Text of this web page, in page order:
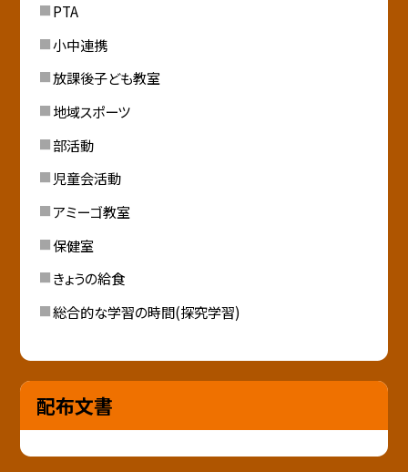
PTA
小中連携
放課後子ども教室
地域スポーツ
部活動
児童会活動
アミーゴ教室
保健室
きょうの給食
総合的な学習の時間(探究学習)
配布文書